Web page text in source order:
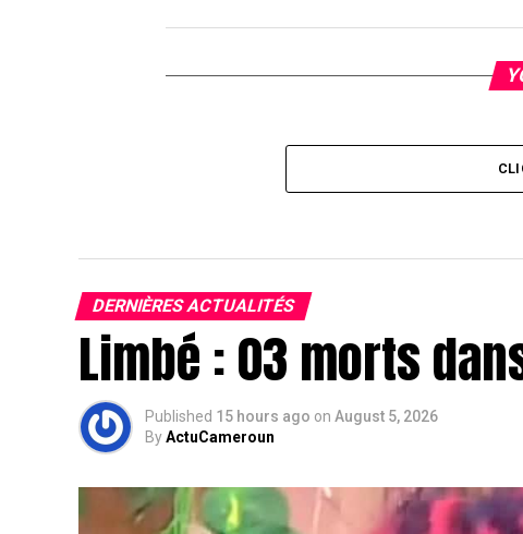
DERNIÈRES ACTUALITÉS
Limbé : 03 morts
Published 15 hours ago on August 5, 2026
ByActuCameroun